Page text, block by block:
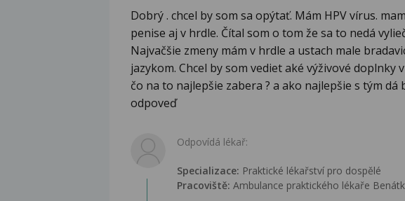
Dobrý . chcel by som sa opýtať. Mám HPV vírus.
penise aj v hrdle. Čítal som o tom že sa to nedá
Najvačšie zmeny mám v hrdle a ustach male
jazykom. Chcel by som vediet aké výživové doplnky
čo na to najlepšie zabera ? a ako najlepšie s tým dá
odpoveď
Odpovídá lékař:
Specializace: Praktické lékařství pro dospělé
Pracoviště: Ambulance praktického lékaře